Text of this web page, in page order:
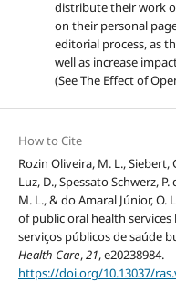
distribute their work
on their personal
editorial process, as
well as increase
(See The Effect of
How to Cite
Rozin Oliveira, M. L., Siebert,
Luz, D., Spessato Schwerz,
M. L., & do Amaral Júnior, O.
of public oral health
serviços públicos de saúde
Health Care,21, e20238984.
https://doi.org/10.13037/